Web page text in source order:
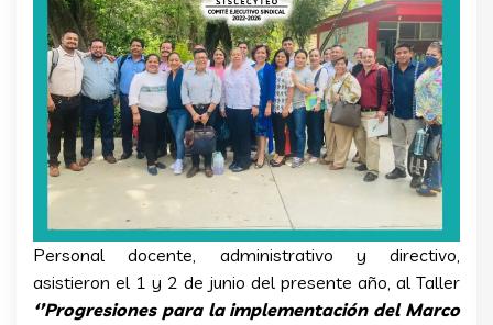
Personal docente, administrativo y directivo,
asistieron el 1 y 2 de junio del presente año, al Taller
‘’Progresiones para la implementación del Marco